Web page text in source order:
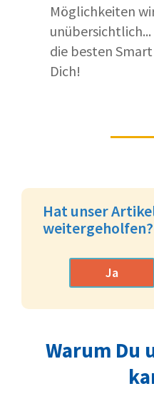
Möglichkeiten
die besten
Dich!
Hat unser
weitergeholfen?
Ja
Warum Du